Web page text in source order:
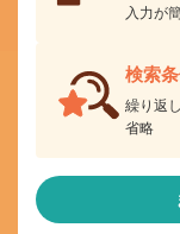
入力が
検索
繰り返
省略